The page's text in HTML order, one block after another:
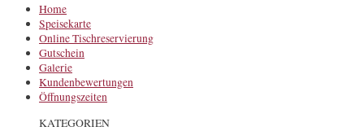
Home
Speisekarte
Online Tischreservierung
Gutschein
Galerie
Kundenbewertungen
Öffnungszeiten
KATEGORIEN